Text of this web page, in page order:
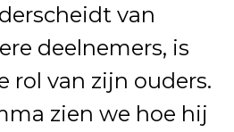
van
deelnemers, is
rol van zijn ouders.
zien we hoe hij